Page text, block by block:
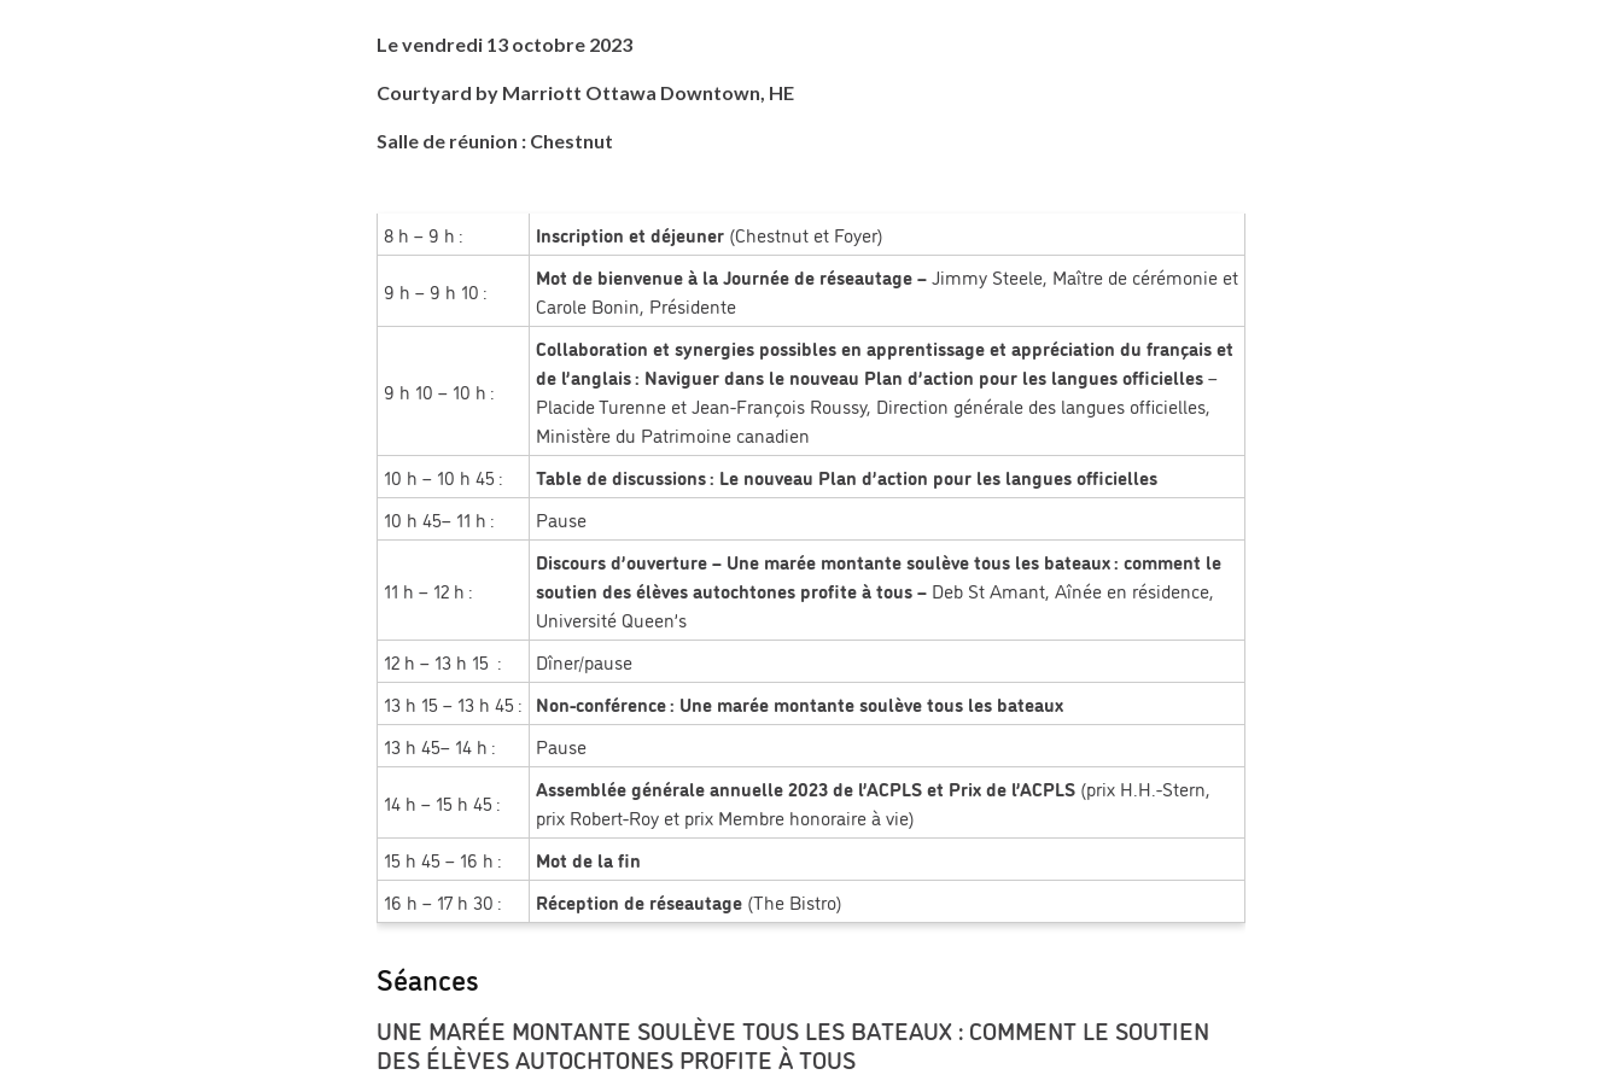
Le vendredi 13 octobre 2023
Courtyard by Marriott Ottawa Downtown, HE
Salle de réunion : Chestnut
8 h – 9 h : Inscription et déjeuner (Chestnut et Foyer)
9 h – 9 h 10 :
Mot de bienvenue à la Journée de réseautage –Jimmy Steele, Maître de cérémonie et
Carole Bonin, Présidente
9 h 10 – 10 h :
Collaboration et synergies possibles en apprentissage et appréciation du français et
de l’anglais : Naviguer dans le nouveau Plan d’action pour les langues officielles–
Placide Turenne et Jean-François Roussy, Direction générale des langues officielles,
Ministère du Patrimoine canadien
10 h – 10 h 45 :
Table de discussions : Le nouveau Plan d’action pour les langues officielles
10 h 45– 11 h :
Pause
11 h – 12 h :
Discours d’ouverture – Une marée montante soulève tous les bateaux : comment le
soutien des élèves autochtones profite à tous – Deb St Amant, Aînée en résidence,
Université Queen’s
12 h – 13 h 15 :
Dîner/pause
13 h 15 – 13 h 45 : Non-conférence : Une marée montante soulève tous les bateaux
13 h 45– 14 h :
Pause
14 h – 15 h 45 :
Assemblée générale annuelle 2023 de l’ACPLS et Prix de l’ACPLS (prix H.H.-Stern,
prix Robert-Roy et prix Membre honoraire à vie)
15 h 45 – 16 h :
Mot de la fin
16 h – 17 h 30 :
Réception de réseautage (The Bistro)
Séances
UNE MARÉE MONTANTE SOULÈVE TOUS LES BATEAUX : COMMENT LE SOUTIEN
DES ÉLÈVES AUTOCHTONES PROFITE À TOUS